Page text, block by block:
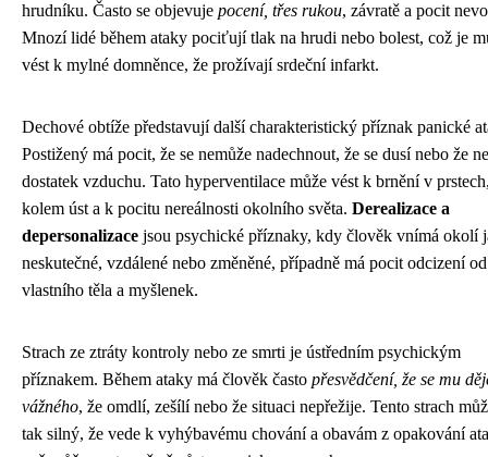
hrudníku. Často se objevuje pocení, třes rukou, závratě a pocit
Mnozí lidé během ataky pociťují tlak na hrudi nebo bolest, což je
vést k mylné domněnce, že prožívají srdeční infarkt.
Dechové obtíže představují další charakteristický příznak panické
Postižený má pocit, že se nemůže nadechnout, že se dusí nebo že
dostatek vzduchu. Tato hyperventilace může vést k brnění v
kolem úst a k pocitu nereálnosti okolního světa. Derealizace a
depersonalizace jsou psychické příznaky, kdy člověk vnímá okolí
neskutečné, vzdálené nebo změněné, případně má pocit odcizení od
vlastního těla a myšlenek.
Strach ze ztráty kontroly nebo ze smrti je ústředním psychickým
příznakem. Během ataky má člověk často přesvědčení, že se mu
vážného, že omdlí, zešílí nebo že situaci nepřežije. Tento strach
tak silný, že vede k vyhýbavému chování a obavám z opakování